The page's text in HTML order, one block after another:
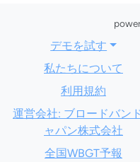
デモを試す
私たちについて
利用規約
運営会社: ブロードバン
ャパン株式会社
全国WBGT予報